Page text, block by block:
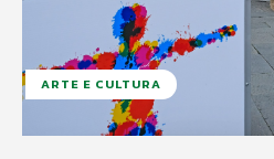
ARTE E CULTURA